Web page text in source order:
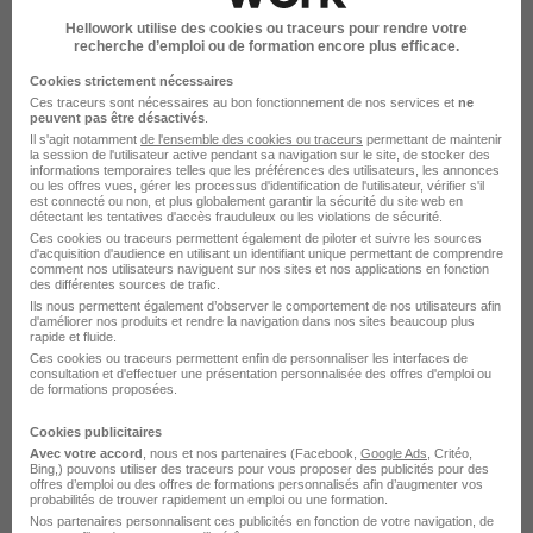
Bazas - 33 CDI
Voir l’offre
sur 1
Responsable d'Atelier Nettoyage
Industriel H/F
La Bazoge - 72 Temps partiel
Cette offre n’est plus disponible depuis le 05/08/26
Hellowork utilise des cookies ou traceurs pour rendre votre
recherche d’emploi ou de formation encore plus efficace.
Cookies strictement nécessaires
Ces traceurs sont nécessaires au bon fonctionnement de nos services et ne
peuvent pas être désactivés
Il s'agit notamment de l'ensemble des cookies ou traceurs permettant de maintenir
la session de l'utilisateur active pendant sa navigation sur le site, de stocker des
informations temporaires telles que les préférences des utilisateurs, les annonces
ou les offres vues, gérer les processus d'identification de l'utilisateur, vérifier s'il
est connecté ou non, et plus globalement garantir la sécurité du site web en
détectant les tentatives d'accès frauduleux ou les violations de sécurité.
Ces cookies ou traceurs permettent également de piloter et suivre les sources
d'acquisition d'audience en utilisant un identifiant unique permettant de comprendre
comment nos utilisateurs naviguent sur nos sites et nos applications en fonction
des différentes sources de trafic.
Ils nous permettent également d’observer le comportement de nos utilisateurs afin
d'améliorer nos produits et rendre la navigation dans nos sites beaucoup plus
rapide et fluide.
Ces cookies ou traceurs permettent enfin de personnaliser les interfaces de
consultation et d'effectuer une présentation personnalisée des offres d'emploi ou
de formations proposées.
Cookies publicitaires
Avec votre accord , nous et nos partenaires (Facebook, Google Ads , Critéo,
Bing,) pouvons utiliser des traceurs pour vous proposer des publicités pour des
offres d’emploi ou des offres de formations personnalisés afin d’augmenter vos
probabilités de trouver rapidement un emploi ou une formation.
Nos partenaires personnalisent ces publicités en fonction de votre navigation, de